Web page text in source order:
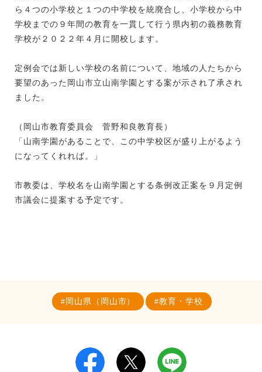
ら４つの小学校と１つの中学校を統廃合し、小学校から中
学校までの９年間の教育を一貫して行う県内初の義務教育
学校が２０２２年４月に開校します。
定例会では新しい学校の名前について、地域の人たちから
要望のあった岡山市立山南学園とする案が示され了承され
ました。
（岡山市教育委員会 菅野和良教育長）
「山南学園があることで、この中学校区が盛り上がるよう
になってくれれば。」
市教委は、学校名を山南学園とする条例改正案を９月定例
市議会に提案する予定です。
岡山県（岡山市） 教育・学校